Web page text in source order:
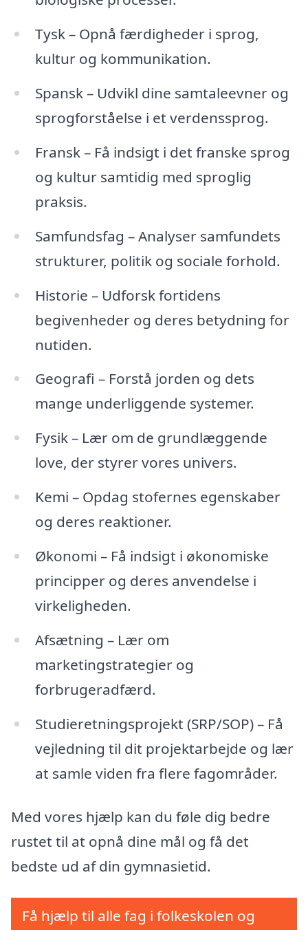
Tysk – Opnå færdigheder i sprog,
kultur og kommunikation.
Spansk – Udvikl dine samtaleevner og
sprogforståelse i et verdenssprog.
Fransk – Få indsigt i det franske sprog
og kultur samtidig med sproglig
praksis.
Samfundsfag – Analyser samfundets
strukturer, politik og sociale forhold.
Historie – Udforsk fortidens
begivenheder og deres betydning for
nutiden.
Geografi – Forstå jorden og dets
mange underliggende systemer.
Fysik – Lær om de grundlæggende
love, der styrer vores univers.
Kemi – Opdag stofernes egenskaber
og deres reaktioner.
Økonomi – Få indsigt i økonomiske
principper og deres anvendelse i
virkeligheden.
Afsætning – Lær om
marketingstrategier og
forbrugeradfærd.
Studieretningsprojekt (SRP/SOP) – Få
vejledning til dit projektarbejde og lær
at samle viden fra flere fagområder.
Med vores hjælp kan du føle dig bedre
rustet til at opnå dine mål og få det
bedste ud af din gymnasietid.
Få hjælp til alle fag i folkeskolen og